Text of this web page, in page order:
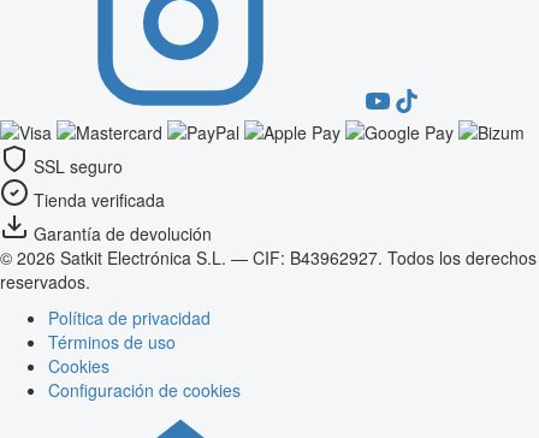
SSL seguro
Tienda verificada
Garantía de devolución
© 2026 Satkit Electrónica S.L. — CIF: B43962927. Todos los derechos
reservados.
Política de privacidad
Términos de uso
Cookies
Configuración de cookies